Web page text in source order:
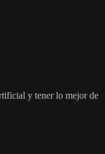
y tener lo mejor de